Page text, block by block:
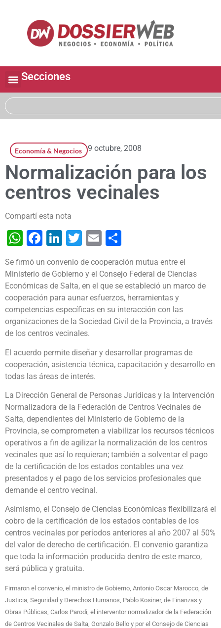
Secciones
Economía & Negocios 9 octubre, 2008
Normalización para los
centros vecinales
Compartí esta nota
WhatsApp
Facebook
LinkedIn
Twitter
Email
Se firmó un convenio de cooperación mutua entre el
Ministerio de Gobierno y el Consejo Federal de Ciencias
Económicas de Salta, en el que se estableció un marco de
cooperación para aunar esfuerzos, herramientas y
competencias específicas en su interacción con las
organizaciones de la Sociedad Civil de la Provincia, a través
de los centros vecinales.
El acuerdo permite diseñar y desarrollar programas de
cooperación, asistencia técnica, capacitación y desarrollo en
todas las áreas de interés.
La Dirección General de Personas Jurídicas y la Intervención
Normalizadora de la Federación de Centros Vecinales de
Salta, dependientes del Ministerio de Gobierno de la
Provincia, se comprometen a viabilizar los recursos técnicos
operativos a fin de agilizar la normalización de los centros
vecinales que así lo requieran; también a solventar el pago
de la certificación de los estados contables una vez
presentados y el pago de los servicios profesionales que
demande el centro vecinal.
Asimismo, el Consejo de Ciencias Económicas flexibilizará el
cobro de la certificación de los estados contables de los
centros vecinales por períodos anteriores al año 2007 al 50%
del valor de derecho de certificación. El convenio garantiza
que toda la información producida dentro de este marco,
será pública y gratuita.
Firmaron el convenio, el ministro de Gobierno, Antonio Oscar Marocco, de
Justicia, Seguridad y Derechos Humanos, Pablo Kosiner, de Finanzas y
Obras Públicas, Carlos Parodi, el interventor normalizador de la Federación
de Centros Vecinales de Salta, Gonzalo Bello y por el Consejo de Ciencias